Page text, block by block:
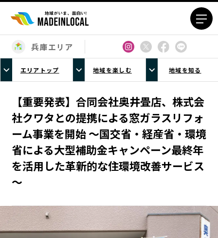
エリアから探す
北海道エリア
青森エリア
岩手エリア
宮城エリア
秋田エリア
山形エリア
福島エリア
茨城エリア
栃木エリア
群馬エリア
埼玉エリア
千葉エリア
東京23区エリア
多摩エリア
神奈川エリア
福井エリア
山梨エリア
長野エリア
岐阜エリア
兵庫エリア
エリアトップ 地域を楽しむ 地域を知る
【重要発表】合同会社奥井畳店、株式会
社クワタとの提携による窓ガラスリフォ
ーム事業を開始 ～国交省・経産省・環境
省による大型補助金キャンペーン最終年
を活用した革新的な住環境改善サービス
～